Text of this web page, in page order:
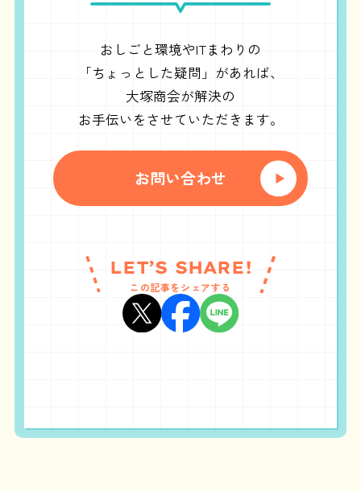
おしごと環境やITまわりの
「ちょっとした疑問」があれば、
大塚商会が解決の
お手伝いをさせていただきます。
お問い合わせ
LET’S SHARE!
この記事をシェアする